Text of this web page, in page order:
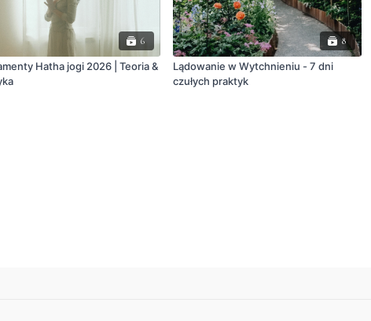
6
Hatha jogi 2026 | Teoria &
8
Lądowanie w Wytchnieniu - 7 dni
czułych praktyk